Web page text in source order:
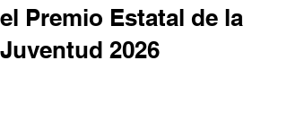
el Premio Estatal de la
Juventud 2026